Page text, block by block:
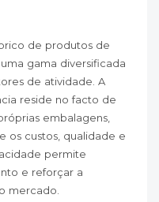
de produtos de
gama diversificada
de atividade. A
reside no facto de
embalagens,
os custos, qualidade e
permite
e reforçar a
mercado.